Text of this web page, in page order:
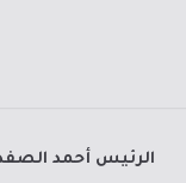
الرئيس أحمد